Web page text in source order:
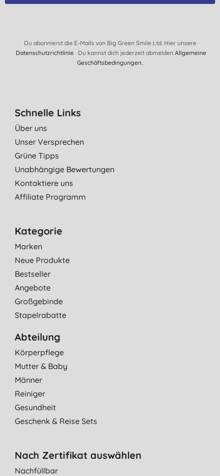
Du abonnierst die E-Mails von Big Green Smile Ltd. Hier unsere
DatenschutzrichtlinieDu kannst dich jederzeit abmelden Allgemeine
Geschäftsbedingungen..
Schnelle Links
Über uns
Unser Versprechen
Grüne Tipps
Unabhängige Bewertungen
Kontaktiere uns
Affiliate Programm
Kategorie
Marken
Neue Produkte
Bestseller
Angebote
Großgebinde
Stapelrabatte
Abteilung
Körperpflege
Mutter & Baby
Männer
Reiniger
Gesundheit
Geschenk & Reise Sets
Nach Zertifikat auswählen
Nachfüllbar